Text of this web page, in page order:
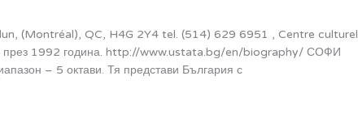
(Montréal), QC, H4G 2Y4 tel. (514) 629 6951 , Centre culturel
през 1992 година. http://www.ustata.bg/en/biography/ СОФИ
– 5 октави. Тя представи България с